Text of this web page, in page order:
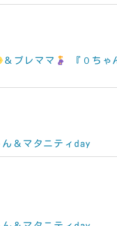
＆プレママ 『０ちゃ
＆マタニティday